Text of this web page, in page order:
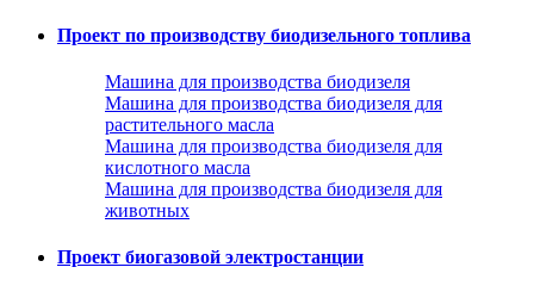
Проект по производству биодизельного топлива
Машина для производства биодизеля
Машина для производства биодизеля для
растительного масла
Машина для производства биодизеля для
кислотного масла
Машина для производства биодизеля для
животных
Проект биогазовой электростанции